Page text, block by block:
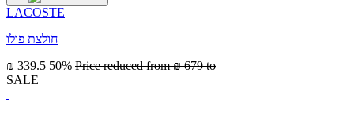
LACOSTE
חולצת פולו
₪ 339.5 50% Price reduced from₪ 679 to
SALE